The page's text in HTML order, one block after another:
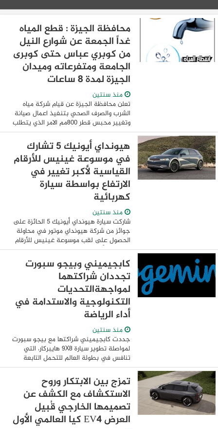
محافظة الجيزة : قطع المياه
غداً الجمعة عن شوارع النيل
من كوبري عباس حتى كوبرى
الجامعة ومتفرعاته وميدان
الجيزة لمدة ٨ ساعات
منذ سنتين
تعلن محافظة الجيزة عن قيام شركة مياه
الشرب والصرف الصحي بتنفيذ اعمال صيانة
وتغيير محبس قطر ٨٠٠مم الامر الذي يتطلب
قطع مياه الشرب لمدة ٨ ساعات وذلك بدءا
من الساعة الـ ١٠ مساء غداً الجمعة ٢١ / ٢ / ...
هيونداي أيونيك 5 تشارك
في موسوعة غينيس للأرقام
القياسية لأكبر تغيير في
الارتفاع بواسطة سيارة
كهربائية
منذ سنتين
شاركت سيارة هيونداي أيونيك 5 الحائزة على
جوائز من شركة هيونداي موتور في محاولة
الحصول على لقب موسوعة غينيس للأرقام
القياسية لأعظم تغيير في الارتفاع بواسطة
سيارة كهربائية. تم تنظيم محاولة ...
كابجيميني وبيجو سبورت
تجددان شراكتهما
لمواجهةالتحديات
التكنولوجية والاستدامة في
أداء الرياضة
منذ سنتين
جددت كابجيميني شراكتها مع بيجو سبورت
لمواصلة تطوير سيارة 9X8 هايبركار، التي
تنافس في بطولة العالم للتحمل التابعة
للاتحاد الدولي للسيارات (FIA WEC). وبينما
تركز الشراكة على تعزيز أداء الهايبركار من ...
تمزج بين الابتكار وروح
الاستكشاف مع الكشف عن
تصميمها الخارجي قُبيل
العرض EV4 كيا العالمي الأول